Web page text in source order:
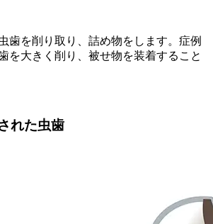
歯を削り取り、詰め物をします。症例
を大きく削り、被せ物を装着すること
れた虫歯